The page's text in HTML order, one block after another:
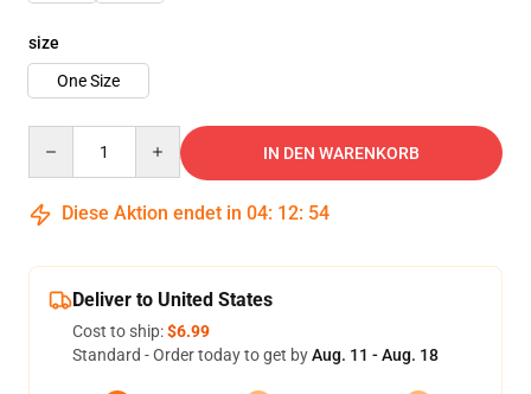
size
One Size
IN DEN WARENKORB
Diese Aktion endet in 04: 12: 53
Deliver to United States
Cost to ship:$6.99
Standard - Order today to get byAug. 11 - Aug. 18